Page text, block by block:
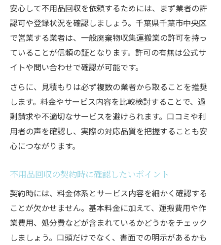
安心して不用品回収を依頼するためには、まず業者の許
認可や登録状況を確認しましょう。千葉県千葉市中央区
で営業する業者は、一般廃棄物収集運搬業の許可を持っ
ていることが信頼の証となります。許可の有無は公式サ
イトや問い合わせで確認が可能です。
さらに、見積もりは必ず複数の業者から取ることを推奨
します。料金やサービス内容を比較検討することで、過
剰請求や不適切なサービスを避けられます。口コミや利
用者の声を確認し、実際の対応品質を把握することも安
心につながります。
不用品回収の契約時に確認したいポイント
契約時には、料金体系とサービス内容を細かく確認する
ことが欠かせません。基本料金に加えて、運搬費用や作
業費用、処分費などが含まれているかどうかをチェック
しましょう。口頭だけでなく、書面での明示があるかも